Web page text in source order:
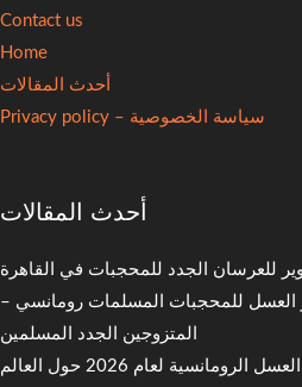
Contact us
Home
أحدث المقالات
سياسة الخصوصية – Privacy policy
أحدث المقالات
للعرسان الجدد للمحجبات في القاهرة
العسل للمحجبات المسلمات رومانسي –
المتزوجين الجدد المسلمين
لعام 2026 حول العالم